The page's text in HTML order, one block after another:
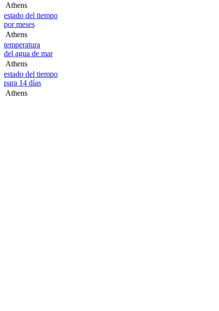
Athens
estado del tiempo
por meses
Athens
temperatura
del agua de mar
Athens
estado del tiempo
para 14 días
Athens